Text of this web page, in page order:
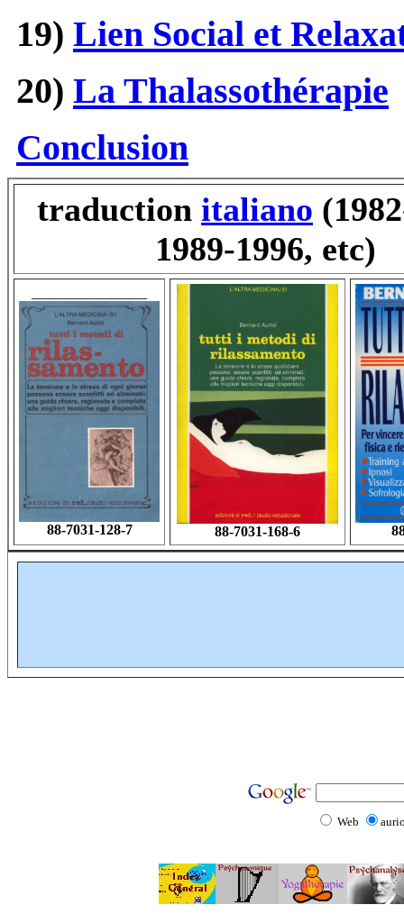
19) Lien Social et
20) La Thalassothérapie
Conclusion
traduction italiano
1989-1996, etc)
88-7031-128-7 88-7031-168-6
Web